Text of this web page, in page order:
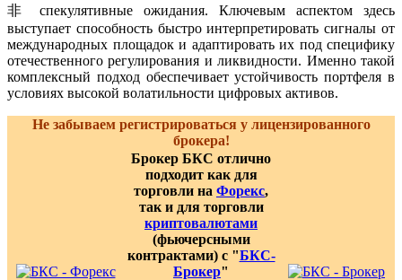
非 спекулятивные ожидания. Ключевым аспектом здесь
выступает способность быстро интерпретировать сигналы от
международных площадок и адаптировать их под специфику
отечественного регулирования и ликвидности. Именно такой
комплексный подход обеспечивает устойчивость портфеля в
условиях высокой волатильности цифровых активов.
Не забываем регистрироваться у лицензированного
брокера!
Брокер БКС отлично
подходит как для
торговли на Форекс,
так и для торговли
криптовалютами
(фьючерсными
контрактами) с "БКС-
Брокер"